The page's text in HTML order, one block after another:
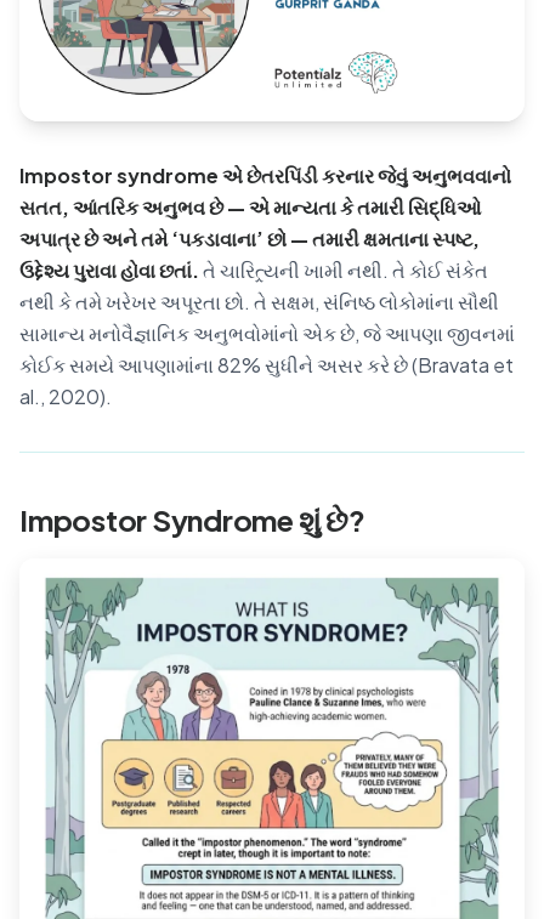
Book Appointment
Impostor syndrome એ છેતરપિંડી કરનાર જેવું અનુભવવાનો
સતત, આંતરિક અનુભવ છે — એ માન્યતા કે તમારી સિદ્ધિઓ
અપાત્ર છે અને તમે ‘પકડાવાના’ છો — તમારી ક્ષમતાના સ્પષ્ટ,
ઉદ્દેશ્ય પુરાવા હોવા છતાં.તે ચારિત્ર્યની ખામી નથી. તે કોઈ સંકેત
નથી કે તમે ખરેખર અપૂરતા છો. તે સક્ષમ, સંનિષ્ઠ લોકોમાંના સૌથી
સામાન્ય મનોવૈજ્ઞાનિક અનુભવોમાંનો એક છે, જે આપણા જીવનમાં
કોઈક સમયે આપણામાંના 82% સુધીને અસર કરે છે (Bravata et
al., 2020).
Impostor Syndrome શું છે?